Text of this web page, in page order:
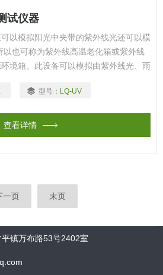
试仪器
以模拟阳光中夹带的紫外线光还可以模
也可称为紫外线高温老化箱或紫外线
境箱。此设备可以模拟由紫外线光、雨
外线光照射的效果，利用冷凝拟湿气和
型号： LQ-UV
查看详情
一页 末页
镇万布路53号2402室